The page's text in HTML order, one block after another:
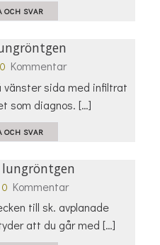
OCH SVAR
0 Kommentar
vänster sida med infiltrat
som diagnos. […]
OCH SVAR
lungröntgen
0 Kommentar
till sk. avplanade
att du går med […]